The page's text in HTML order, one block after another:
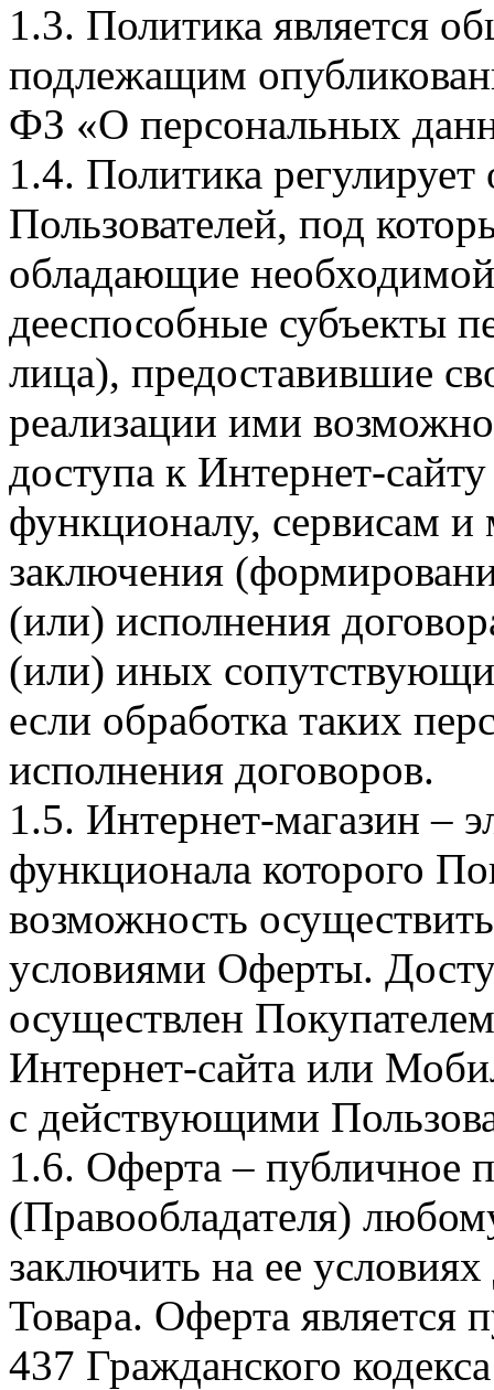
1.3. Политика является
подлежащим
ФЗ «О персональных
1.4. Политика
Пользователей, под
обладающие
дееспособные субъекты
лица), предоставившие
реализации ими
доступа к Интернет-
функционалу, сервисам и
заключения
(или) исполнения
(или) иных
если обработка таких
исполнения договоров.
1.5. Интернет-магазин –
функционала которого
возможность
условиями Оферты.
осуществлен
Интернет-сайта или
с действующими
1.6. Оферта – публичное
(Правообладателя)
заключить на ее
Товара. Оферта является
437 Гражданского